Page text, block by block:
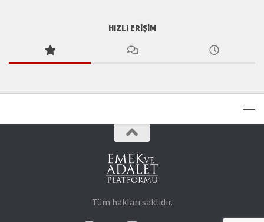
HIZLI ERIŞIM
Tüm hakları saklıdır.